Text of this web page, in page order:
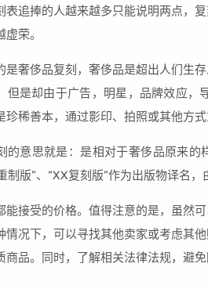
表追捧的人越来越多只能说明两点，
荣。
是奢侈品复刻，奢侈品是超出人们生
但是却由于广告，明星，品牌效应，
珍稀善本，通过影印、拍照或其他方
的意思就是：是相对于奢侈品原来
制版”、“XX复刻版”作为出版物译名
能接受的价格。值得注意的是，虽然
情况下，可以寻找其他卖家或考虑其
商品。同时，了解相关法律法规，避免